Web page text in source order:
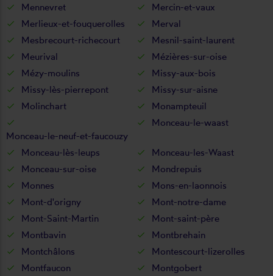
Mennevret
Mercin-et-vaux
Merlieux-et-fouquerolles
Merval
Mesbrecourt-richecourt
Mesnil-saint-laurent
Meurival
Mézières-sur-oise
Mézy-moulins
Missy-aux-bois
Missy-lès-pierrepont
Missy-sur-aisne
Molinchart
Monampteuil
Monceau-le-neuf-et-faucouzy
Monceau-le-waast
Monceau-lès-leups
Monceau-les-Waast
Monceau-sur-oise
Mondrepuis
Monnes
Mons-en-laonnois
Mont-d'origny
Mont-notre-dame
Mont-Saint-Martin
Mont-saint-père
Montbavin
Montbrehain
Montchâlons
Montescourt-lizerolles
Montfaucon
Montgobert